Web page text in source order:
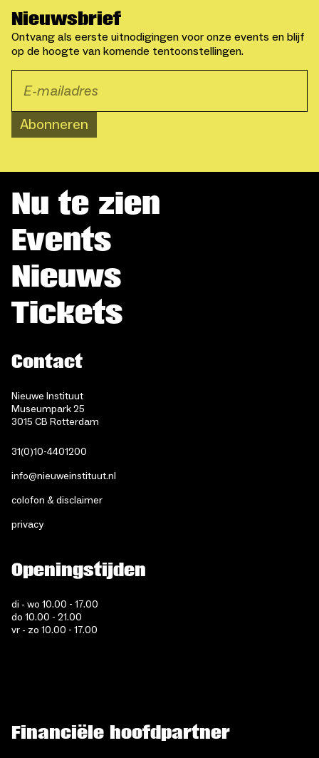
Nieuwsbrief
Ontvang als eerste uitnodigingen voor onze events en blijf
op de hoogte van komende tentoonstellingen.
Abonneren
Nu te zien
Events
Nieuws
Tickets
Contact
Nieuwe Instituut
Museumpark 25
3015 CB Rotterdam
31(0)10-4401200
info@nieuweinstituut.nl
colofon & disclaimer
privacy
Openingstijden
di - wo 10.00 - 17.00
do 10.00 - 21.00
vr - zo 10.00 - 17.00
Financiële hoofdpartner